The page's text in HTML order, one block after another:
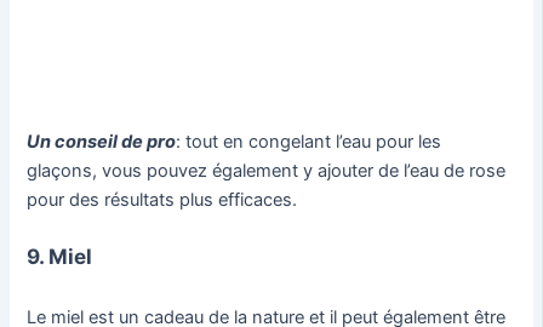
Un conseil de pro: tout en congelant l’eau pour les
glaçons, vous pouvez également y ajouter de l’eau de rose
pour des résultats plus efficaces.
9. Miel
Le miel est un cadeau de la nature et il peut également être